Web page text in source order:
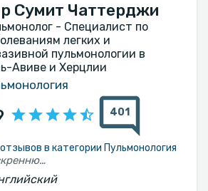
Сумит Чаттерджи
- Специалист по
легких и
пульмонологии в
Авиве и Херцлии
401
в категории Пульмонология
Хочу выразить искреннюю и тёплую рекомендацию доктору Сумиту Чаттерджи. Моя партнёрша перенесла комбинированную процедуру, включавшую биопсию лёгкого вместе с дренированием жидкости, выполненным нестандартным образом. Прежде всего — она наконец может дышать (в буквальном смысле) — после нескольких тяжёлых недель. Доктор Сумит был профессиональным, приятным, внимательным, терпеливым, чутким и сделал гораздо больше, чем от него требовалось. Моя семья прошла через несколько частных процедур. Как правило, врач приходит и сразу переходит к следующему пациенту (время — деньги) — но не в этом случае. Кроме того, Анат, супруга доктора Сумита (руководитель клиники), является настоящим ангелом и высококлассным специалистом. Она организовала для нас эту нестандартную процедуру менее чем за 24 часа, уделила своё время, чтобы выслушать и понять суть проблемы, и помогла нам принять важнейшие решения (помимо самой процедуры).